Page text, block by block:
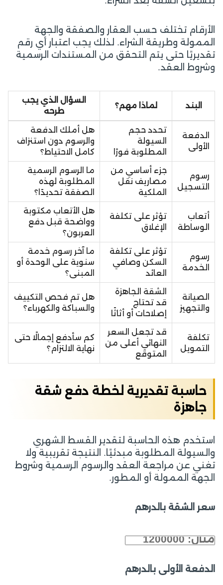
الأرقام تختلف حسب العقار والصفقة والجهة
الممولة وطريقة الشراء. لذلك يجب اعتبار أي رقم
تقديريًا حتى يتم التحقق من المستندات الرسمية
وشروط العقد.
البند لماذا مهم؟
السؤال الذي يجب
طرحه
الدفعة
الأولى
تحدد حجم
السيولة
المطلوبة فورًا
هل أملك الدفعة
والرسوم دون استنزاف
كامل الاحتياط؟
رسوم
التسجيل
جزء أساسي من
مصاريف نقل
الملكية
ما الرسوم الرسمية
المطلوبة لهذه
الصفقة تحديدًا؟
أتعاب
الوساطة
تؤثر على تكلفة
الإغلاق
هل الأتعاب مكتوبة
وواضحة قبل دفع
العربون؟
رسوم
الخدمة
تؤثر على تكلفة
السكن وصافي
العائد
ما آخر رسوم خدمة
سنوية على الوحدة أو
المبنى؟
الصيانة
والتجهيز
الشقة الجاهزة
قد تحتاج
إصلاحات أو أثاثًا
هل تم فحص التكييف
والسباكة والكهرباء؟
تكلفة
التمويل
قد تجعل السعر
النهائي أعلى من
المتوقع
كم سأدفع إجمالًا حتى
نهاية الالتزام؟
حاسبة تقديرية لخطة دفع شقة
جاهزة
استخدم هذه الحاسبة لتقدير القسط الشهري
والسيولة المطلوبة مبدئيًا. النتيجة تقريبية ولا
تغني عن مراجعة العقد والرسوم الرسمية وشروط
الجهة الممولة أو المطور.
سعر الشقة بالدرهم
الدفعة الأولى بالدرهم